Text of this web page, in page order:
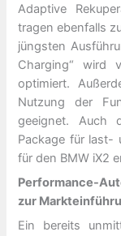
Adaptive
tragen ebenfalls
jüngsten
Charging“ wird
optimiert.
Nutzung der
geeignet. Auch
Package für last-
für den BMW iX2
Performance-
zur
Ein bereits